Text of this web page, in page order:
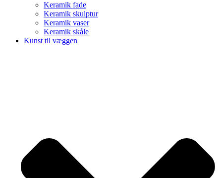
Keramik fade
Keramik skulptur
Keramik vaser
Keramik skåle
Kunst til væggen